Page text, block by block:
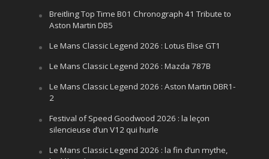
Breitling Top Time B01 Chronograph 41 Tribute to
Aston Martin DB5
Le Mans Classic Legend 2026 : Lotus Elise GT1
Le Mans Classic Legend 2026 : Mazda 787B
Le Mans Classic Legend 2026 : Aston Martin DBR1-
2
Festival of Speed Goodwood 2026 : la leçon
silencieuse d’un V12 qui hurle
Le Mans Classic Legend 2026 : la fin d’un mythe,